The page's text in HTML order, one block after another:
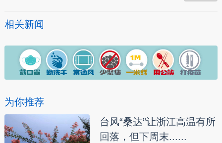
相关新闻
为你推荐
台风“桑达”让浙江高温有所
回落，但下周末......